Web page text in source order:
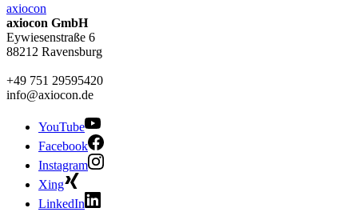
axiocon
axiocon GmbH
Eywiesenstraße 6
88212 Ravensburg
+49 751 29595420
info@axiocon.de
YouTube
Facebook
Instagram
Xing
LinkedIn